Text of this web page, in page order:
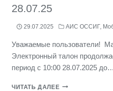
28.07.25
29.07.2025 АИС ОССИГ,
Уважаемые пользователи!
Электронный талон
период с 10:00 28.07.2025 до…
ЧИТАТЬ ДАЛЕЕ СНОВА